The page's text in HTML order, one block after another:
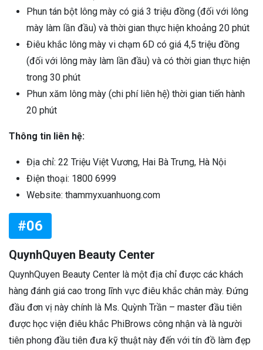
Phun tán bột lông mày có giá 3 triệu đồng (đối với lông
mày làm lần đầu) và thời gian thực hiện khoảng 20 phút
Điêu khắc lông mày vi chạm 6D có giá 4,5 triệu đồng
(đối với lông mày làm lần đầu) và có thời gian thực hiện
trong 30 phút
Phun xăm lông mày (chi phí liên hệ) thời gian tiến hành
20 phút
Thông tin liên hệ:
Địa chỉ: 22 Triệu Việt Vương, Hai Bà Trưng, Hà Nội
Điện thoại: 1800 6999
Website: thammyxuanhuong.com
#06
QuynhQuyen Beauty Center
QuynhQuyen Beauty Center là một địa chỉ được các khách
hàng đánh giá cao trong lĩnh vực điêu khắc chân mày. Đứng
đầu đơn vị này chính là Ms. Quỳnh Trần – master đầu tiên
được học viện điêu khắc PhiBrows công nhận và là người
tiên phong đầu tiên đưa kỹ thuật này đến với tín đồ làm đẹp